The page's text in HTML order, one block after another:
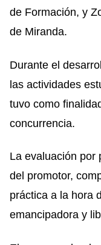
de Formación, y
de Miranda.
Durante el
las actividades
tuvo como
concurrencia.
La evaluación por
del promotor,
práctica a la hora
emancipadora y